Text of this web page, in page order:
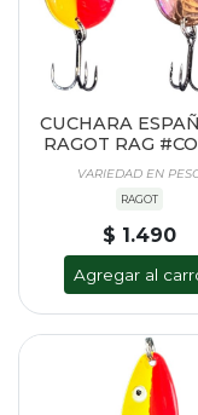
CUCHARA
RAGOT RAG
VARIEDAD EN
RAGOT
$ 1.490
Agregar al